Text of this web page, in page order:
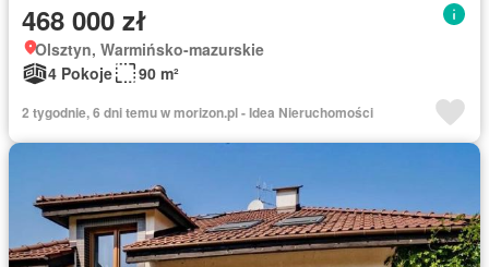
468 000 zł
Olsztyn, Warmińsko-mazurskie
4 Pokoje
90 m²
2 tygodnie, 6 dni temu w morizon.pl - Idea Nieruchomości